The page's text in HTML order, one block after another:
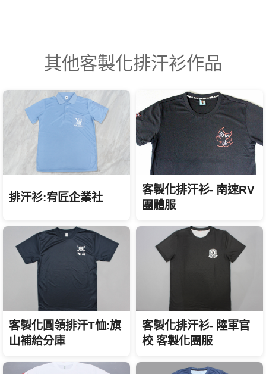
其他客製化排汗衫作品
排汗衫:宥匠企業社
客製化排汗衫- 南速RV
團體服
客製化圓領排汗T恤:旗
山補給分庫
客製化排汗衫- 陸軍官
校 客製化團服